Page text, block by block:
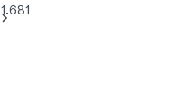
1.681